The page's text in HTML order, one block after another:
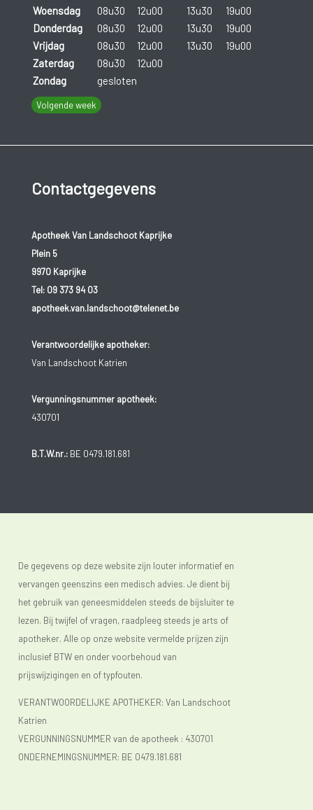
Woensdag
08u30 12u00 13u30
19u00
Donderdag
08u30 12u00 13u30
19u00
Vrijdag
08u30 12u00 13u30
19u00
Zaterdag
08u30
12u00
Zondag
gesloten
Volgende week
Contactgegevens
Apotheek Van Landschoot Kaprijke
Plein 5
9970 Kaprijke
Tel: 09 373 94 03
apotheek.van.landschoot@telenet.be
Verantwoordelijke apotheker:
Van Landschoot Katrien
Vergunningsnummer apotheek:
430701
B.T.W.nr.:BE 0479.181.681
De gegevens op deze website zijn louter informatief en
vervangen geenszins een medisch advies. Je dient bij
het gebruik van geneesmiddelen steeds de bijsluiter te
lezen. Bij twijfel of vragen, raadpleeg steeds je arts of
apotheker. Alle op onze website vermelde prijzen zijn
inclusief BTW en onder voorbehoud van
prijswijzigingen en of typfouten.
VERANTWOORDELIJKE APOTHEKER: Van Landschoot
Katrien
VERGUNNINGSNUMMER van de apotheek : 430701
ONDERNEMINGSNUMMER: BE 0479.181.681